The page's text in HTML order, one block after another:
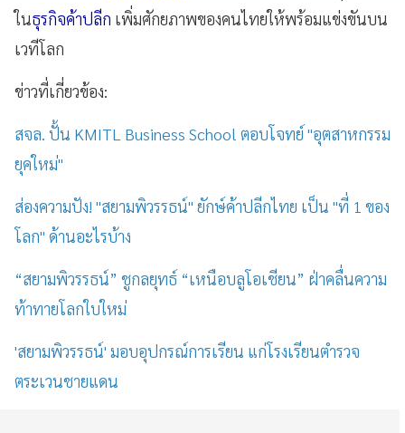
ในธุรกิจค้าปลีก เพิ่มศักยภาพของคนไทยให้พร้อมแข่งขันบน
เวทีโลก
ข่าวที่เกี่ยวข้อง:
สจล. ปั้น KMITL Business School ตอบโจทย์ "อุตสาหกรรม
ยุคใหม่"
ส่องความปัง! "สยามพิวรรธน์" ยักษ์ค้าปลีกไทย เป็น "ที่ 1 ของ
โลก" ด้านอะไรบ้าง
“สยามพิวรรธน์” ชูกลยุทธ์ “เหนือบลูโอเชียน” ฝ่าคลื่นความ
ท้าทายโลกใบใหม่
'สยามพิวรรธน์' มอบอุปกรณ์การเรียน แก่โรงเรียนตำรวจ
ตระเวนชายแดน